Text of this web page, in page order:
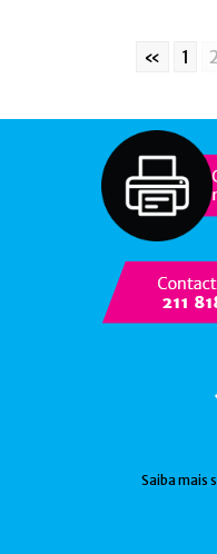
« 1 2
Saiba mais